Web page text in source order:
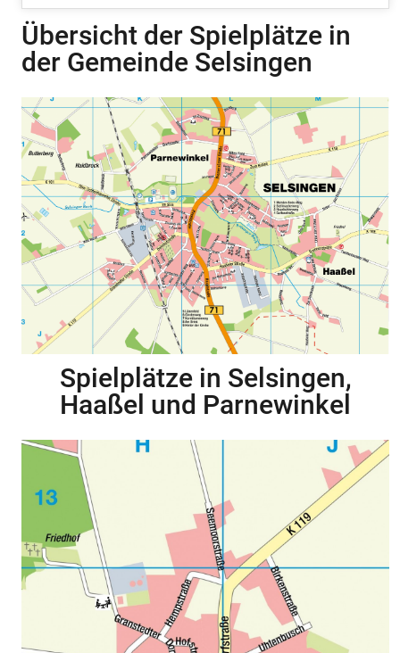
Übersicht der Spielplätze in
der Gemeinde Selsingen
Spielplätze in Selsingen,
Haaßel und Parnewinkel